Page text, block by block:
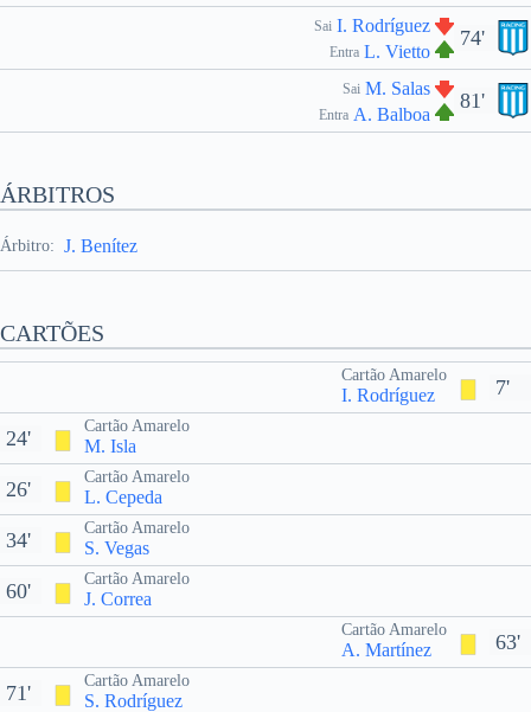
74'
Sai I. Rodríguez
Entra L. Vietto
81'
Sai M. Salas
Entra A. Balboa
ÁRBITROS
Árbitro: J. Benítez
CARTÕES
7'
Cartão Amarelo
I. Rodríguez
Cartão Amarelo
M. Isla
24'
Cartão Amarelo
L. Cepeda
26'
Cartão Amarelo
S. Vegas
34'
Cartão Amarelo
J. Correa
60'
63'
Cartão Amarelo
A. Martínez
Cartão Amarelo
S. Rodríguez
71'